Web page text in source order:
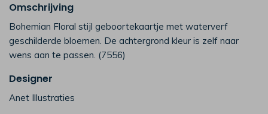
Omschrijving
Bohemian Floral stijl geboortekaartje met waterverf
geschilderde bloemen. De achtergrond kleur is zelf naar
wens aan te passen. (7556)
Designer
Anet Illustraties